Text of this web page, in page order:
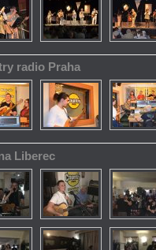
radio Praha
Liberec